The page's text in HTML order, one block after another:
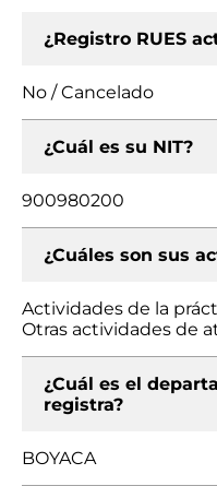
¿Registro RUES
No / Cancelado
¿Cuál es su NIT?
900980200
¿Cuáles son sus
Actividades de la
Otras actividades de
¿Cuál es el
registra?
BOYACA